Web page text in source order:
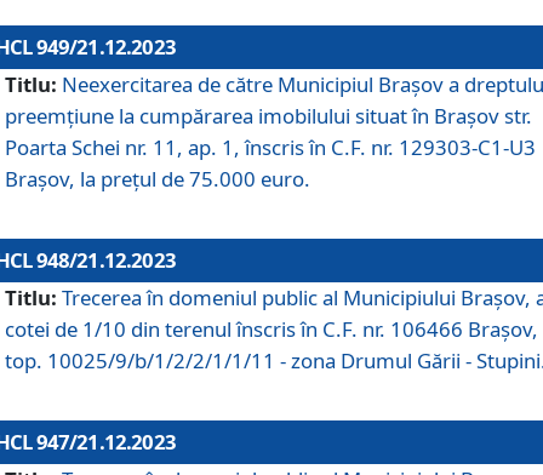
949/21.12.2023
Titlu: Neexercitarea de către Municipiul Brașov a
preemțiune la cumpărarea imobilului situat în Brașov str.
Poarta Schei nr. 11, ap. 1, înscris în C.F. nr. 129303-C1-U3
Brașov, la prețul de 75.000 euro.
948/21.12.2023
Titlu: Trecerea în domeniul public al Municipiului Braşov,
cotei de 1/10 din terenul înscris în C.F. nr. 106466 Brașov,
top. 10025/9/b/1/2/2/1/1/11 - zona Drumul Gării -
947/21.12.2023